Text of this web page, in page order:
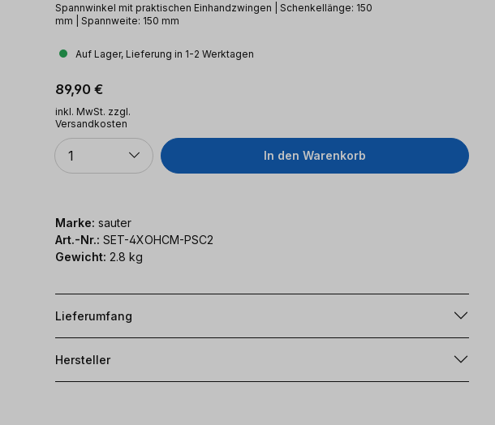
Spannwinkel mit praktischen Einhandzwingen | Schenkellänge: 150
mm | Spannweite: 150 mm
Auf Lager, Lieferung in 1-2 Werktagen
Regulärer Preis:
89,90 €
inkl. MwSt. zzgl.
Versandkosten
Anzahl
1 In den Warenkorb
Marke: sauter
Art.-Nr.: SET-4XOHCM-PSC2
Gewicht: 2.8 kg
Lieferumfang
Hersteller